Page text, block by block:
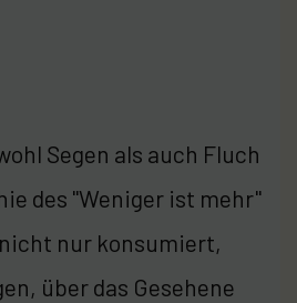
Segen als auch Fluch
des "Weniger ist mehr"
nur konsumiert,
über das Gesehene